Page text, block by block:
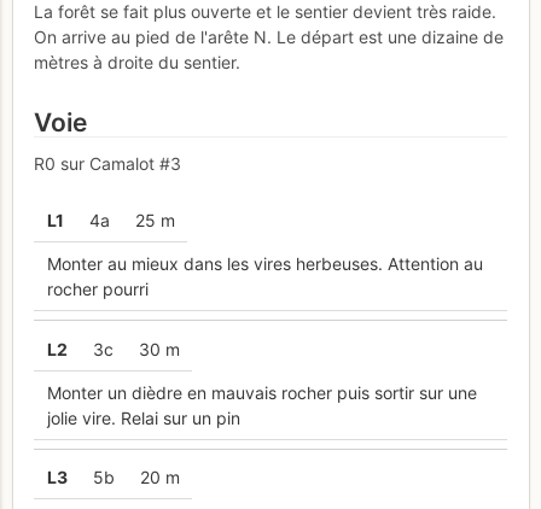
La forêt se fait plus ouverte et le sentier devient très raide.
On arrive au pied de l'arête N. Le départ est une dizaine de
mètres à droite du sentier.
Voie
R0 sur Camalot #3
L1 4a 25 m
Monter au mieux dans les vires herbeuses. Attention au
rocher pourri
L2 3c 30 m
Monter un dièdre en mauvais rocher puis sortir sur une
jolie vire. Relai sur un pin
L3 5b 20 m